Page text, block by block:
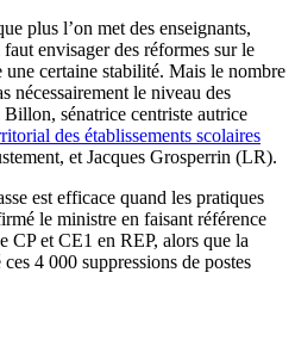
plus l’on met des enseignants,
envisager des réformes sur le
une certaine stabilité. Mais le nombre
nécessairement le niveau des
sénatrice centriste autrice
des établissements scolaires
et Jacques Grosperrin (LR).
est efficace quand les pratiques
le ministre en faisant référence
CP et CE1 en REP, alors que la
4 000 suppressions de postes